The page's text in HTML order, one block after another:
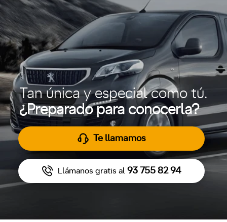
Tan única y especial como tú.
¿Preparado para conocerla?
Te llamamos
Llámanos gratis al 93 755 82 94